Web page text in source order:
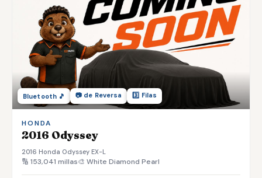
Bluetooth 🎵 📷 de Reversa 3️⃣ Filas
HONDA
2016 Odyssey
2016 Honda Odyssey EX-L
🔢 153,041 millas🎨 White Diamond Pearl